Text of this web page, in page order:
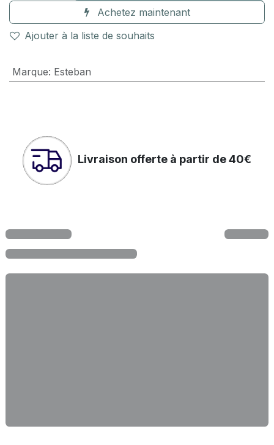
Achetez maintenant
Ajouter à la liste de souhaits
Marque: Esteban
Livraison offerte à partir de 40€